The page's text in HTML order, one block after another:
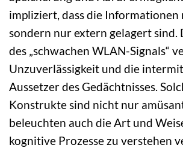
impliziert, dass die
sondern nur extern gelagert sind.
des „schwachen WLAN-Signals“
Unzuverlässigkeit und die
Aussetzer des Gedächtnisses.
Konstrukte sind nicht nur
beleuchten auch die Art und
kognitive Prozesse zu verstehen